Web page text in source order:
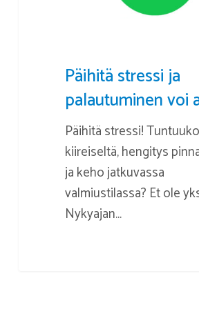
Päihitä stressi ja
palautuminen voi
Päihitä stressi!
kiireiseltä, hengitys
ja keho jatkuvassa
valmiustilassa? Et ole
Nykyajan…